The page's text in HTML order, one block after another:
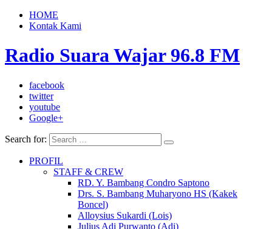
HOME
Kontak Kami
Radio Suara Wajar 96.8 FM
facebook
twitter
youtube
Google+
Search for:
PROFIL
STAFF & CREW
RD. Y. Bambang Condro Saptono
Drs. S. Bambang Muharyono HS (Kakek
Boncel)
Alloysius Sukardi (Lois)
Julius Adi Purwanto (Adi)